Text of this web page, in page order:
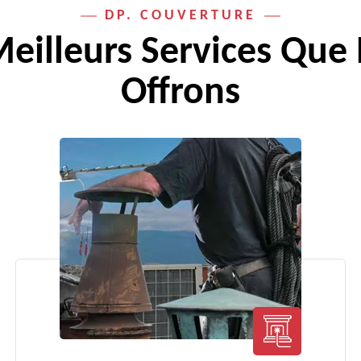
DP. COUVERTURE
Services Que
Offrons